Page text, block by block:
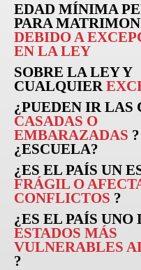
EDAD MÍNIMA
PARA
DEBIDO A
EN LA LEY
SOBRE LA LEY Y
CUALQUIER
¿PUEDEN IRLAS
CASADAS O
EMBARAZADAS ?
¿ESCUELA?
¿ES EL PAÍS UN
FRÁGIL O
CONFLICTOS ?
¿ES EL PAÍS UNO
ESTADOS MÁS
VULNERABLES
?